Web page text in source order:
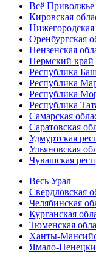
Всё Приволжье
Кировская
Нижегородская
Оренбургская
Пензенская
Пермский край
Республика
Республика
Республика
Республика
Самарская
Саратовская
Удмуртская
Ульяновская
Чувашская
Весь Урал
Свердловская
Челябинская
Курганская
Тюменская
Ханты-
Ямало-